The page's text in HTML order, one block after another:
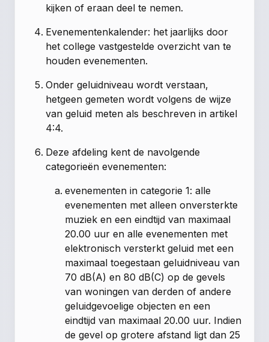
kijken of eraan deel te nemen.
Evenementenkalender: het jaarlijks door
het college vastgestelde overzicht van te
houden evenementen.
Onder geluidniveau wordt verstaan,
hetgeen gemeten wordt volgens de wijze
van geluid meten als beschreven in artikel
4:4.
Deze afdeling kent de navolgende
categorieën evenementen:
evenementen in categorie 1: alle
evenementen met alleen onversterkte
muziek en een eindtijd van maximaal
20.00 uur en alle evenementen met
elektronisch versterkt geluid met een
maximaal toegestaan geluidniveau van
70 dB(A) en 80 dB(C) op de gevels
van woningen van derden of andere
geluidgevoelige objecten en een
eindtijd van maximaal 20.00 uur. Indien
de gevel op grotere afstand ligt dan 25